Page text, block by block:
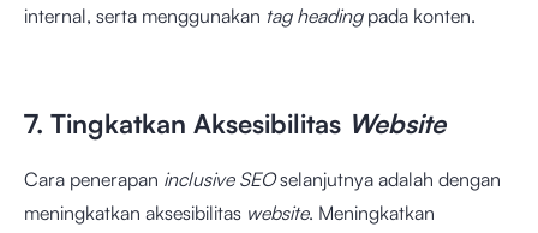
internal, serta menggunakan tag headingpada konten.
7. Tingkatkan Aksesibilitas Website
Cara penerapan inclusive SEOselanjutnya adalah dengan
meningkatkan aksesibilitas website. Meningkatkan